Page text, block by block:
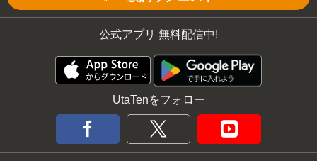
公式アプリ 無料配信中!
UtaTenをフォロー